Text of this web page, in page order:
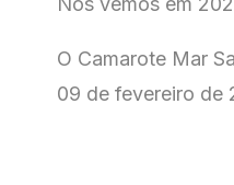
O Camarote Mar
09 de fevereiro de